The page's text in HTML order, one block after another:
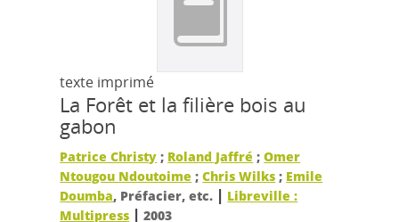
texte imprimé
La Forêt et la filière bois au
gabon
Patrice Christy ; Roland Jaffré ;Omer
Ntougou Ndoutoime ;Chris Wilks ; Emile
Doumba, Préfacier, etc. | Libreville :
Multipress |2003